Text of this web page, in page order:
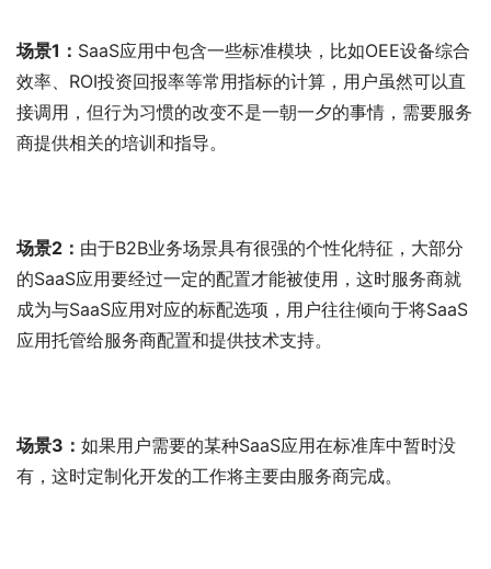
场景1： SaaS应用中包含一些标准模块，比如OEE设备综合
效率、ROI投资回报率等常用指标的计算，用户虽然可以直
接调用，但行为习惯的改变不是一朝一夕的事情，需要服务
商提供相关的培训和指导。
场景2： 由于B2B业务场景具有很强的个性化特征，大部分
的SaaS应用要经过一定的配置才能被使用，这时服务商就
成为与SaaS应用对应的标配选项，用户往往倾向于将SaaS
应用托管给服务商配置和提供技术支持。
场景3： 如果用户需要的某种SaaS应用在标准库中暂时没
有，这时定制化开发的工作将主要由服务商完成。